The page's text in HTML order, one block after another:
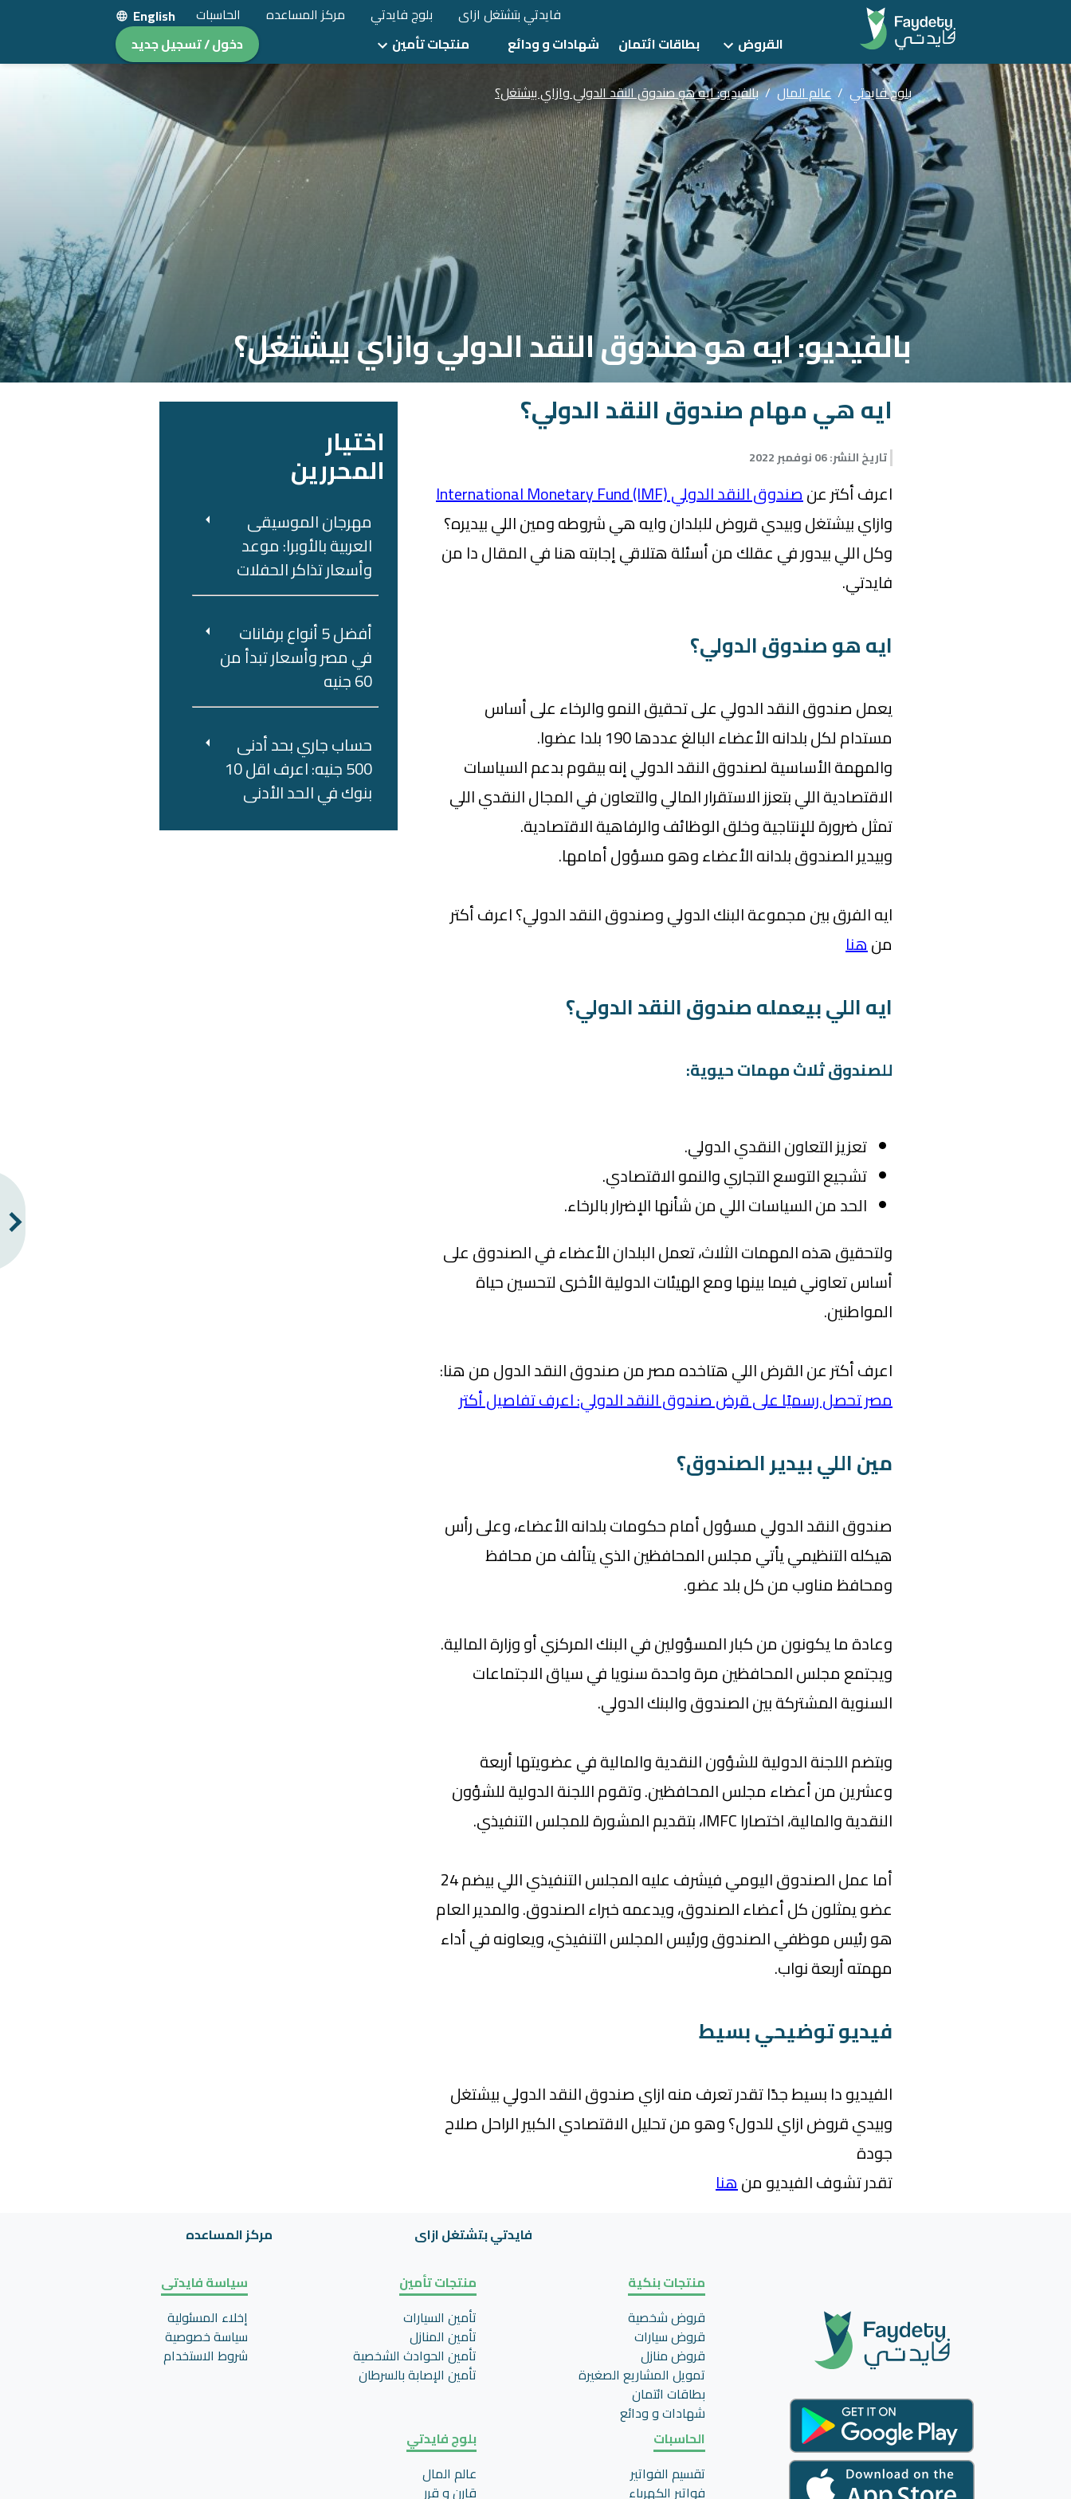
فايدتي بتشتغل ازاى بلوج فايدتي مركز المساعده الحاسبات
English
القروض
بطاقات ائتمان شهادات و ودائع منتجات تأمين دخول / تسجيل جديد
بلوج فايدتي / عالم المال / بالفيديو: ايه هو صندوق النقد الدولي وازاي بيشتغل؟
بالفيديو: ايه هو صندوق النقد الدولي وازاي بيشتغل؟
ايه هي مهام صندوق النقد الدولي؟
تاريخ النشر:06 نوفمبر 2022
اعرف أكتر عنصندوق النقد الدولي International Monetary Fund (IMF)
وازاي بيشتغل وبيدي قروض للبلدان وايه هي شروطه ومين اللي بيديره؟
وكل اللي بيدور في عقلك من أسئلة هتلاقي إجابته هنا في المقال دا من
فايدتي.
ايه هو صندوق الدولي؟
يعمل صندوق النقد الدولي على تحقيق النمو والرخاء على أساس
مستدام لكل بلدانه الأعضاء البالغ عددها 190 بلدا عضوا.
والمهمة الأساسية لصندوق النقد الدولي إنه بيقوم بدعم السياسات
الاقتصادية اللي بتعزز الاستقرار المالي والتعاون في المجال النقدي اللي
تمثل ضرورة للإنتاجية وخلق الوظائف والرفاهية الاقتصادية.
وبيدير الصندوق بلدانه الأعضاء وهو مسؤول أمامها.
ايه الفرق بين مجموعة البنك الدولي وصندوق النقد الدولي؟ اعرف أكتر
منهنا
ايه اللي بيعمله صندوق النقد الدولي؟
للصندوق ثلاث مهمات حيوية:
تعزيز التعاون النقدي الدولي.
تشجيع التوسع التجاري والنمو الاقتصادي.
الحد من السياسات اللي من شأنها الإضرار بالرخاء.
ولتحقيق هذه المهمات الثلاث، تعمل البلدان الأعضاء في الصندوق على
أساس تعاوني فيما بينها ومع الهيئات الدولية الأخرى لتحسين حياة
المواطنين.
اعرف أكتر عن القرض اللي هتاخده مصر من صندوق النقد الدول من هنا:
مصر تحصل رسميًا على قرض صندوق النقد الدولي: اعرف تفاصيل أكتر
مين اللي بيدير الصندوق؟
صندوق النقد الدولي مسؤول أمام حكومات بلدانه الأعضاء، وعلى رأس
هيكله التنظيمي يأتي مجلس المحافظين الذي يتألف من محافظ
ومحافظ مناوب من كل بلد عضو.
وعادة ما يكونون من كبار المسؤولين في البنك المركزي أو وزارة المالية.
ويجتمع مجلس المحافظين مرة واحدة سنويا في سياق الاجتماعات
السنوية المشتركة بين الصندوق والبنك الدولي.
وبتضم اللجنة الدولية للشؤون النقدية والمالية في عضويتها أربعة
وعشرين من أعضاء مجلس المحافظين. وتقوم اللجنة الدولية للشؤون
النقدية والمالية، اختصارا IMFC، بتقديم المشورة للمجلس التنفيذي.
أما عمل الصندوق اليومي فيشرف عليه المجلس التنفيذي اللي بيضم 24
عضو يمثلون كل أعضاء الصندوق، ويدعمه خبراء الصندوق. والمدير العام
هو رئيس موظفي الصندوق ورئيس المجلس التنفيذي، ويعاونه في أداء
مهمته أربعة نواب.
فيديو توضيحي بسيط
الفيديو دا بسيط جدًا تقدر تعرف منه ازاي صندوق النقد الدولي بيشتغل
وبيدي قروض ازاي للدول؟ وهو من تحليل الاقتصادي الكبير الراحل صلاح
جودة
تقدر تشوف الفيديو منهنا
اختيار
المحررين
مهرجان الموسيقى
العربية بالأوبرا: موعد
وأسعار تذاكر الحفلات
أفضل 5 أنواع برفانات
في مصر وأسعار تبدأ من
60 جنيه
حساب جاري بحد أدنى
500 جنيه: اعرف اقل 10
بنوك في الحد الأدنى
فايدتي بتشتغل ازاى
مركز المساعده
منتجات بنكية
قروض شخصية
قروض سيارات
قروض منازل
تمويل المشاريع الصغيرة
بطاقات ائتمان
شهادات و ودائع
منتجات تأمين
تأمين السيارات
تأمين المنازل
تأمين الحوادث الشخصية
تأمين اﻹصابة بالسرطان
سياسة فايدتى
إخلاء المسئولية
سياسة خصوصية
شروط الاستخدام
الحاسبات
تقسيم الفواتير
فواتير الكهرباء
بلوج فايدتي
عالم المال
قارن و قرر